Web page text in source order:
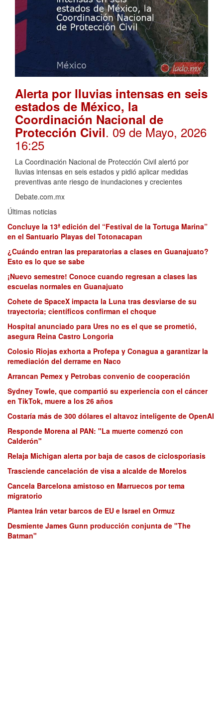
Alerta por lluvias intensas en seis
estados de México, la
Coordinación Nacional de
Protección Civil. 09 de Mayo, 2026
16:25
La Coordinación Nacional de Protección Civil alertó por
lluvias intensas en seis estados y pidió aplicar medidas
preventivas ante riesgo de inundaciones y crecientes
Debate.com.mx
Últimas noticias
Concluye la 13ª edición del “Festival de la Tortuga Marina”
en el Santuario Playas del Totonacapan
¿Cuándo entran las preparatorias a clases en Guanajuato?
Esto es lo que se sabe
¡Nuevo semestre! Conoce cuando regresan a clases las
escuelas normales en Guanajuato
Cohete de SpaceX impacta la Luna tras desviarse de su
trayectoria; científicos confirman el choque
Hospital anunciado para Ures no es el que se prometió,
asegura Reina Castro Longoria
Colosio Riojas exhorta a Profepa y Conagua a garantizar la
remediación del derrame en Naco
Arrancan Pemex y Petrobas convenio de cooperación
Sydney Towle, que compartió su experiencia con el cáncer
en TikTok, muere a los 26 años
Costaría más de 300 dólares el altavoz inteligente de OpenAI
Responde Morena al PAN: "La muerte comenzó con
Calderón"
Relaja Michigan alerta por baja de casos de ciclosporiasis
Trasciende cancelación de visa a alcalde de Morelos
Cancela Barcelona amistoso en Marruecos por tema
migratorio
Plantea Irán vetar barcos de EU e Israel en Ormuz
Desmiente James Gunn producción conjunta de "The
Batman"